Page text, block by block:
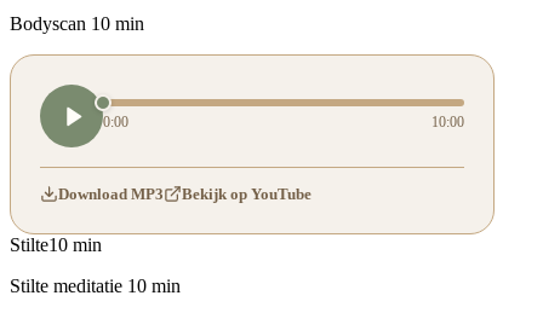
Bodyscan 10 min
0:00 10:00
Download MP3 Bekijk op YouTube
Stilte10 min
Stilte meditatie 10 min